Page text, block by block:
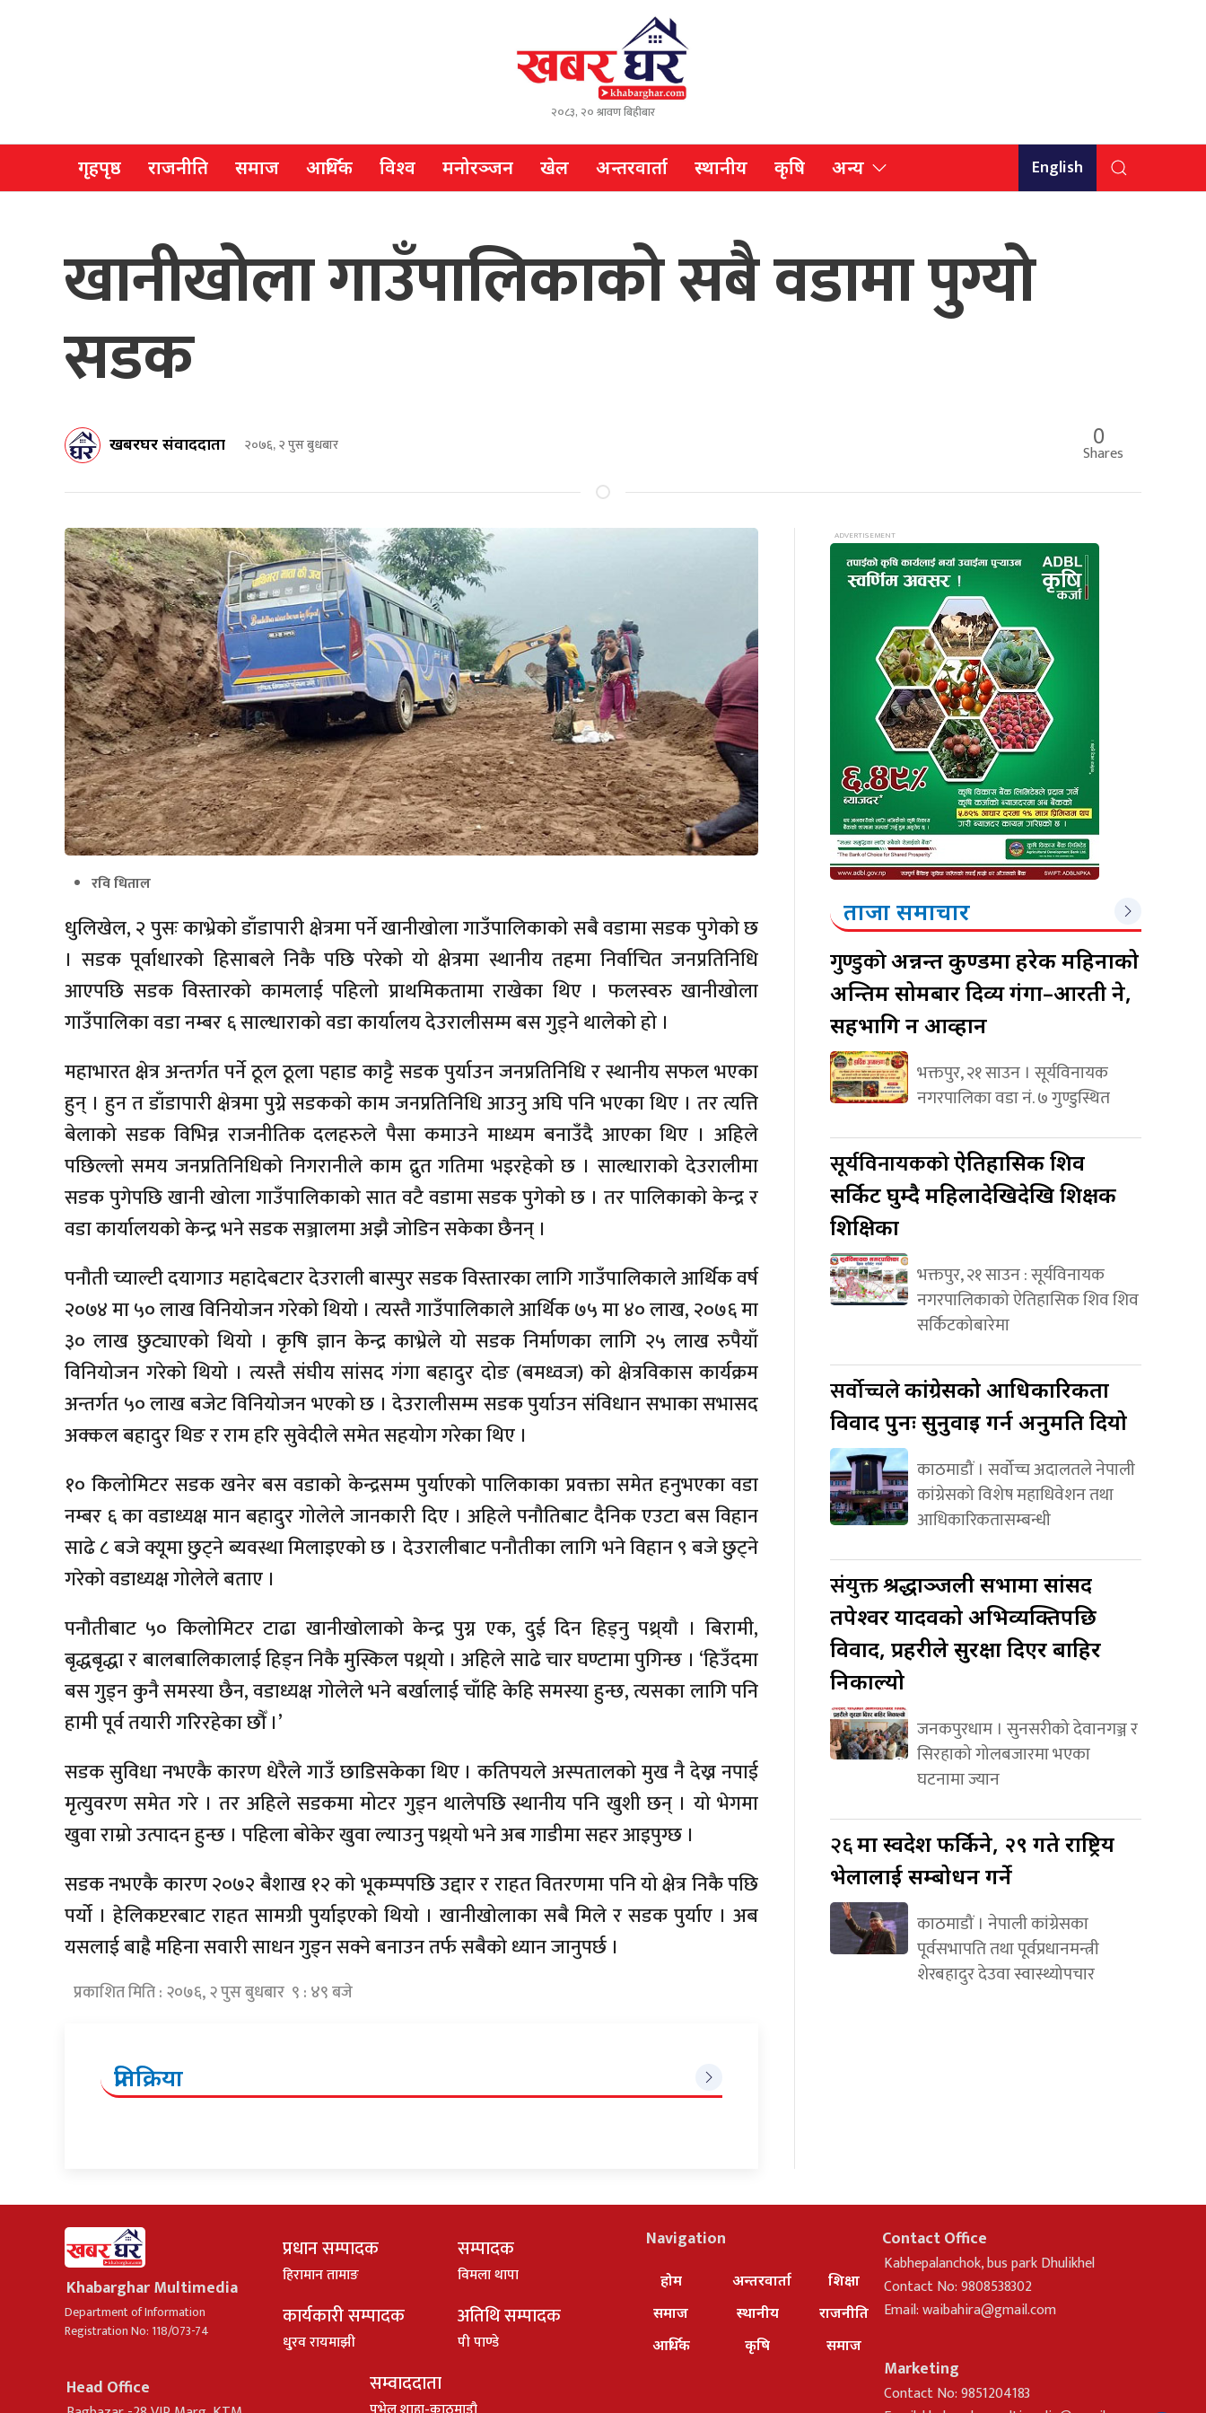
२०८३, २० श्रावण बिहीबार
गृहपृष्ठ राजनीति समाज आर्थिक विश्व मनोरञ्जन खेल अन्तरवार्ता स्थानीय कृषि अन्य English
खानीखोला गाउँपालिकाको सबै वडामा पुग्यो
सडक
खबरघर संवाददाता २०७६, २ पुस बुधबार 0
Shares
रवि धिताल
धुलिखेल, २ पुसः काभ्रेको डाँडापारी क्षेत्रमा पर्ने खानीखोला गाउँपालिकाको सबै वडामा सडक पुगेको छ
। सडक पूर्वाधारको हिसाबले निकै पछि परेको यो क्षेत्रमा स्थानीय तहमा निर्वाचित जनप्रतिनिधि
आएपछि सडक विस्तारको कामलाई पहिलो प्राथमिकतामा राखेका थिए । फलस्वरु खानीखोला
गाउँपालिका वडा नम्बर ६ साल्धाराको वडा कार्यालय देउरालीसम्म बस गुड्ने थालेको हो ।
महाभारत क्षेत्र अन्तर्गत पर्ने ठूल ठूला पहाड काट्टै सडक पुर्याउन जनप्रतिनिधि र स्थानीय सफल भएका
हुन् । हुन त डाँडापारी क्षेत्रमा पुग्ने सडकको काम जनप्रतिनिधि आउनु अघि पनि भएका थिए । तर त्यत्ति
बेलाको सडक विभिन्न राजनीतिक दलहरुले पैसा कमाउने माध्यम बनाउँदै आएका थिए । अहिले
पछिल्लो समय जनप्रतिनिधिको निगरानीले काम द्रुत गतिमा भइरहेको छ । साल्धाराको देउरालीमा
सडक पुगेपछि खानी खोला गाउँपालिकाको सात वटै वडामा सडक पुगेको छ । तर पालिकाको केन्द्र र
वडा कार्यालयको केन्द्र भने सडक सञ्जालमा अझै जोडिन सकेका छैनन् ।
पनौती च्याल्टी दयागाउ महादेबटार देउराली बास्पुर सडक विस्तारका लागि गाउँपालिकाले आर्थिक वर्ष
२०७४ मा ५० लाख विनियोजन गरेको थियो । त्यस्तै गाउँपालिकाले आर्थिक ७५ मा ४० लाख, २०७६ मा
३० लाख छुट्याएको थियो । कृषि ज्ञान केन्द्र काभ्रेले यो सडक निर्माणका लागि २५ लाख रुपैयाँ
विनियोजन गरेको थियो । त्यस्तै संघीय सांसद गंगा बहादुर दोङ (बमध्वज) को क्षेत्रविकास कार्यक्रम
अन्तर्गत ५० लाख बजेट विनियोजन भएको छ । देउरालीसम्म सडक पुर्याउन संविधान सभाका सभासद
अक्कल बहादुर थिङ र राम हरि सुवेदीले समेत सहयोग गरेका थिए ।
१० किलोमिटर सडक खनेर बस वडाको केन्द्रसम्म पुर्याएको पालिकाका प्रवक्ता समेत हनुभएका वडा
नम्बर ६ का वडाध्यक्ष मान बहादुर गोलेले जानकारी दिए । अहिले पनौतिबाट दैनिक एउटा बस विहान
साढे ८ बजे क्यूमा छुट्ने ब्यवस्था मिलाइएको छ । देउरालीबाट पनौतीका लागि भने विहान ९ बजे छुट्ने
गरेको वडाध्यक्ष गोलेले बताए ।
पनौतीबाट ५० किलोमिटर टाढा खानीखोलाको केन्द्र पुग्न एक, दुई दिन हिड्नु पथ्र्यौ । बिरामी,
बृद्धबृद्धा र बालबालिकालाई हिड्न निकै मुस्किल पथ्र्यो । अहिले साढे चार घण्टामा पुगिन्छ । ‘हिउँदमा
बस गुड्न कुनै समस्या छैन, वडाध्यक्ष गोलेले भने बर्खालाई चाँहि केहि समस्या हुन्छ, त्यसका लागि पनि
हामी पूर्व तयारी गरिरहेका छौँ ।’
सडक सुविधा नभएकै कारण धेरैले गाउँ छाडिसकेका थिए । कतिपयले अस्पतालको मुख नै देख्न नपाई
मृत्युवरण समेत गरे । तर अहिले सडकमा मोटर गुड्न थालेपछि स्थानीय पनि खुशी छन् । यो भेगमा
खुवा राम्रो उत्पादन हुन्छ । पहिला बोकेर खुवा ल्याउनु पथ्र्यो भने अब गाडीमा सहर आइपुग्छ ।
सडक नभएकै कारण २०७२ बैशाख १२ को भूकम्पपछि उद्दार र राहत वितरणमा पनि यो क्षेत्र निकै पछि
पर्यो । हेलिकप्टरबाट राहत सामग्री पुर्याइएको थियो । खानीखोलाका सबै मिले र सडक पुर्याए । अब
यसलाई बाह्रै महिना सवारी साधन गुड्न सक्ने बनाउन तर्फ सबैको ध्यान जानुपर्छ ।
प्रकाशित मिति : २०७६, २ पुस बुधबार ९ : ४९ बजे
प्रतिक्रिया
ताजा समाचार
गुण्डुकोअन्नन्त कुण्डमा हरेक महिनाको
अन्तिम सोमबार दिव्य गंगा–आरती हुने,
सहभागि हुन आव्हान
भक्तपुर, २१ साउन । सूर्यविनायक
नगरपालिका वडा नं. ७ गुण्डुस्थित
सूर्यविनायककोऐतिहासिक शिव
सर्किट घुम्दै महिलादेखिदेखि शिक्षक
शिक्षिका
भक्तपुर, २१ साउन : सूर्यविनायक
नगरपालिकाको ऐतिहासिक शिव शिव
सर्किटकोबारेमा
सर्वोच्चलेकांग्रेसको आधिकारिकता
विवाद पुनः सुनुवाइ गर्न अनुमति दियो
काठमाडौं । सर्वोच्च अदालतले नेपाली
कांग्रेसको विशेष महाधिवेशन तथा
आधिकारिकतासम्बन्धी
संयुक्तश्रद्धाञ्जली सभामा सांसद
तपेश्वर यादवको अभिव्यक्तिपछि
विवाद, प्रहरीले सुरक्षा दिएर बाहिर
निकाल्यो
जनकपुरधाम । सुनसरीको देवानगञ्ज र
सिरहाको गोलबजारमा भएका
घटनामा ज्यान
२६मा स्वदेश फर्किने, २९ गते राष्ट्रिय
भेलालाई सम्बोधन गर्ने
काठमाडौं । नेपाली कांग्रेसका
पूर्वसभापति तथा पूर्वप्रधानमन्त्री
शेरबहादुर देउवा स्वास्थ्योपचार
Khabarghar Multimedia
Department of Information
Registration No: 118/073-74
Head Office
प्रधान सम्पादक
हिरामान तामाङ
सम्पादक
विमला थापा
कार्यकारी सम्पादक
धु्रव रायमाझी
अतिथि सम्पादक
पी पाण्डे
सम्वाददाता
Navigation
होम
समाज
आर्थिक
अन्तरवार्ता
स्थानीय
कृषि
शिक्षा
राजनीति
समाज
Contact Office
Kabhepalanchok, bus park Dhulikhel
Contact No: 9808538302
Email:waibahira@gmail.com
Marketing
Contact No: 9851204183